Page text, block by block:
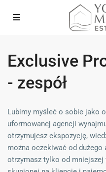
Exclusive
- zespół
Lubimy myśleć o sobie jako
uformowanej agencji
otrzymujesz ekspozycję,
można oczekiwać od dużego
otrzymasz tylko od mniejszej